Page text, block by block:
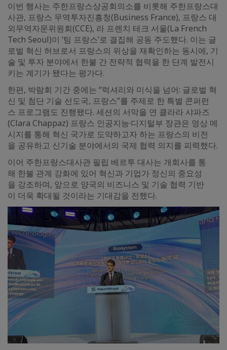
이번 행사는 주한프랑스상공회의소를 비롯해 주한프랑스대
사관, 프랑스 무역투자진흥청(Business France), 프랑스 대
외무역자문위원회(CCE), 라 프렌치 테크 서울(La French
Tech Seoul)이 ‘팀 프랑스’로 결집해 공동 주도했다. 이는 글
로벌 혁신 허브로서 프랑스의 위상을 재확인하는 동시에, 기
술 및 투자 분야에서 한불 간 전략적 협력을 한 단계 발전시
키는 계기가 됐다는 평가다.
한편, 박람회 기간 중에는 “럭셔리와 미식을 넘어: 글로벌 혁
신 및 첨단 기술 선도국, 프랑스”를 주제로 한 특별 콘퍼런
스 프로그램도 진행됐다. 세션의 서막을 연 클라라 샤파즈
(Clara Chappaz) 프랑스 인공지능·디지털부 장관은 영상 메
시지를 통해 혁신 국가로 도약하고자 하는 프랑스의 비전
을 공유하고 신기술 분야에서의 국제 협력 의지를 피력했다.
이어 주한프랑스대사관 필립 베르투 대사는 개회사를 통
해 한불 관계 강화에 있어 혁신과 기업가 정신의 중요성
을 강조하며, 앞으로 양국의 비즈니스 및 기술 협력 기반
이 더욱 확대될 것이라는 기대감을 전했다.